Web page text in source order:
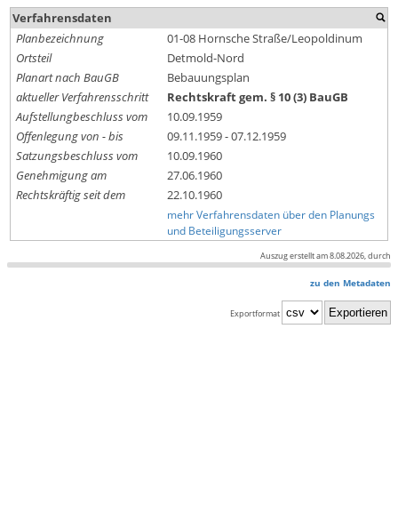
Verfahrensdaten
Planbezeichnung
01-08 Hornsche Straße/Leopoldinum
Ortsteil
Detmold-Nord
Planart nach BauGB
Bebauungsplan
aktueller Verfahrensschritt
Rechtskraft gem. § 10 (3) BauGB
Aufstellungbeschluss vom
10.09.1959
Offenlegung von - bis
09.11.1959 - 07.12.1959
Satzungsbeschluss vom
10.09.1960
Genehmigung am
27.06.1960
Rechtskräftig seit dem
22.10.1960
mehr Verfahrensdaten über den Planungs
und Beteiligungsserver
Auszug erstellt am 8.08.2026, durch
zu den Metadaten
Exportformat